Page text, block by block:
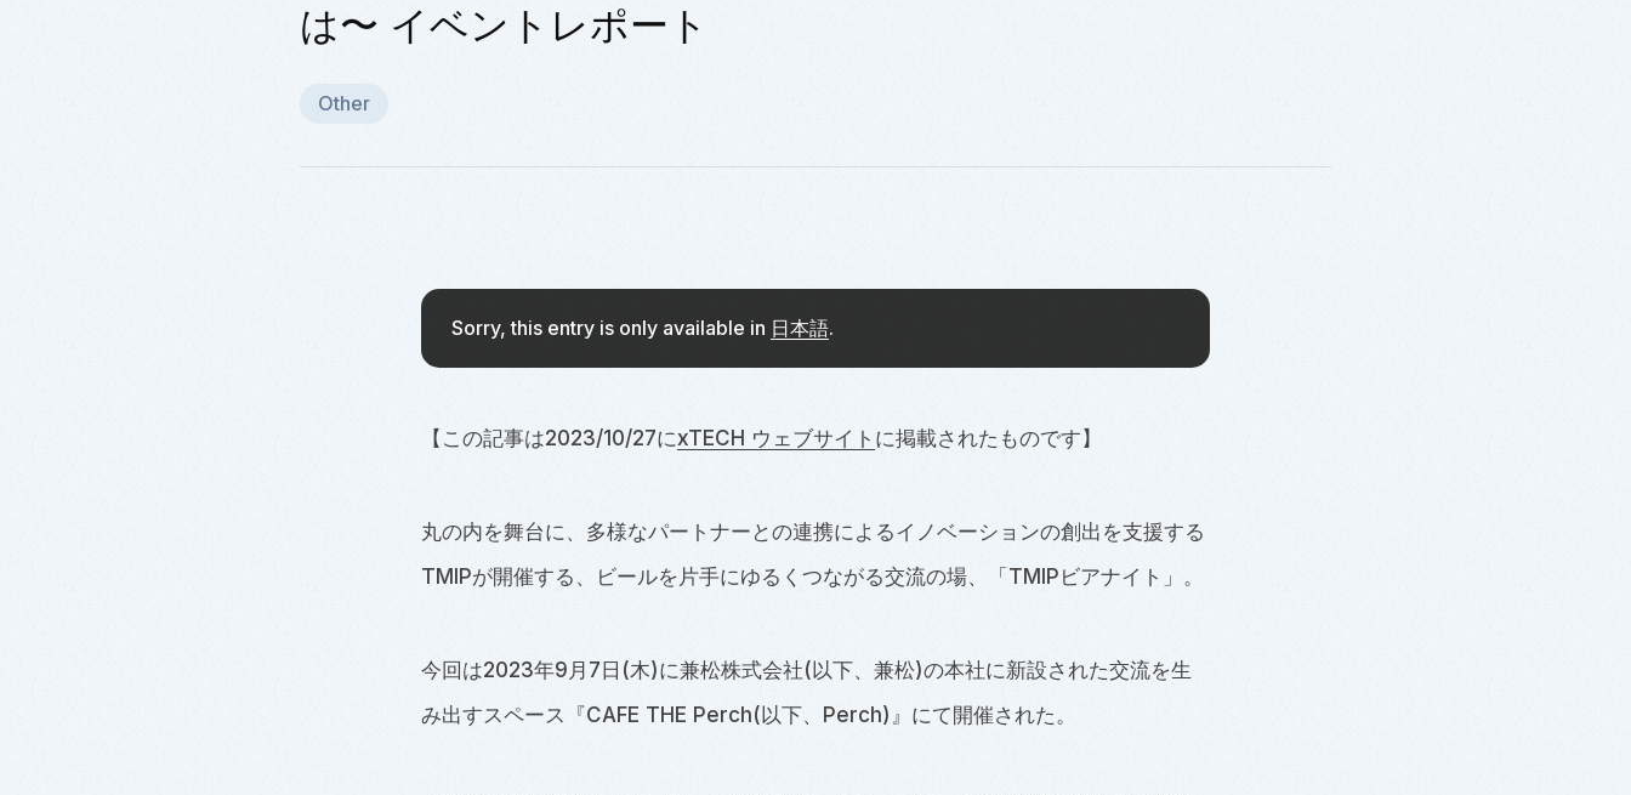
は〜 イベントレポート
Other
Sorry, this entry is only available in 日本語.
【この記事は2023/10/27にxTECH ウェブサイト に掲載されたものです】
丸の内を舞台に、多様なパートナーとの連携によるイノベーションの創出を支援する
TMIPが開催する、ビールを片手にゆるくつながる交流の場、「TMIPビアナイト」。
今回は2023年9月7日(木)に兼松株式会社(以下、兼松)の本社に新設された交流を生
み出すスペース『CAFE THE Perch(以下、Perch)』にて開催された。